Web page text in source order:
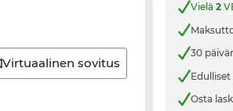
Virtuaalinen sovitus
Vielä2
30
Osta